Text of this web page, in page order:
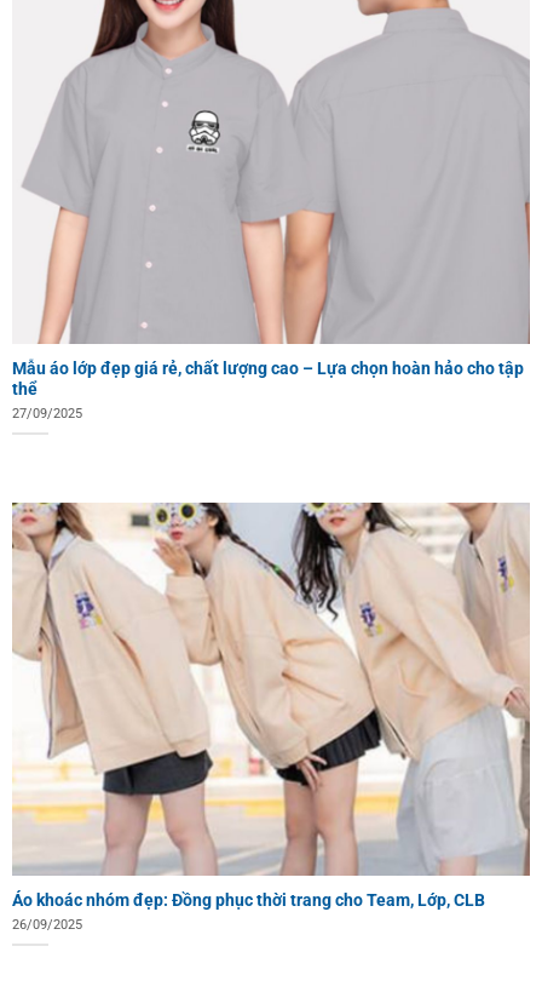
Mẫu áo lớp đẹp giá rẻ, chất lượng cao – Lựa chọn hoàn hảo cho tập
thể
27/09/2025
Áo khoác nhóm đẹp: Đồng phục thời trang cho Team, Lớp, CLB
26/09/2025